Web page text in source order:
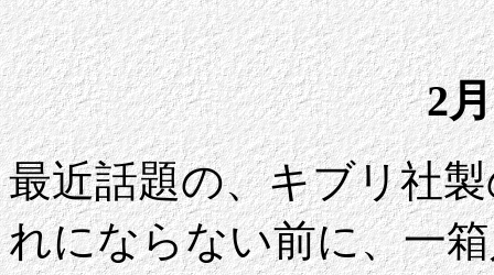
2
最近話題の、キブリ社
れにならない前に、一